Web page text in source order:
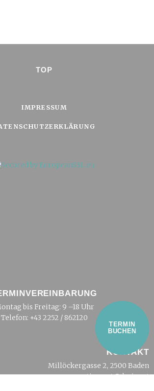
TOP
IMPRESSUM
TERMIN
BUCHEN
bis Freitag: 9 –18 Uhr
Telefon: +43 2252 / 862120
KONTAKT
Millöckergasse 2, 2500 Baden
tierarzt@dreier.at